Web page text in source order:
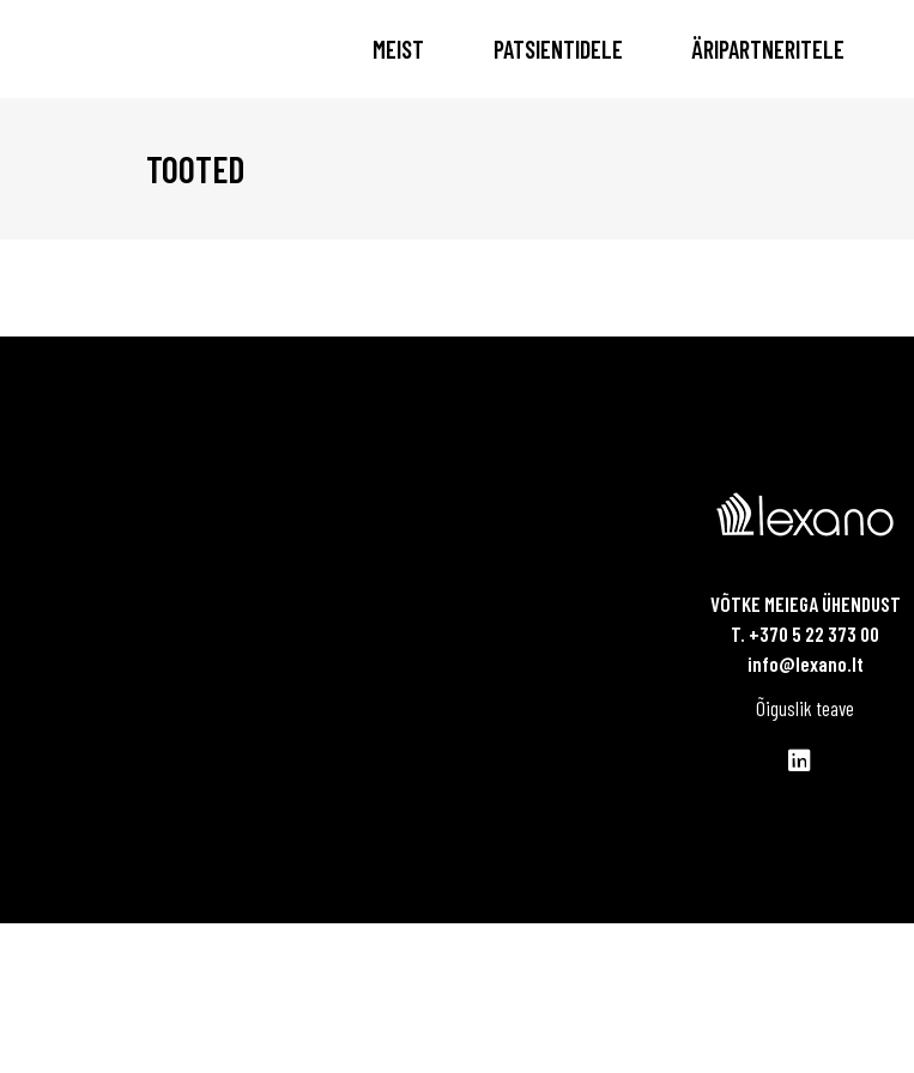
MEIST PATSIENTIDELE ÄRIPARTNERITELE
TOOTED
VÕTKE MEIEGA ÜHENDUST
T. +370 5 22 373 00
info@lexano.lt
Õiguslik teave